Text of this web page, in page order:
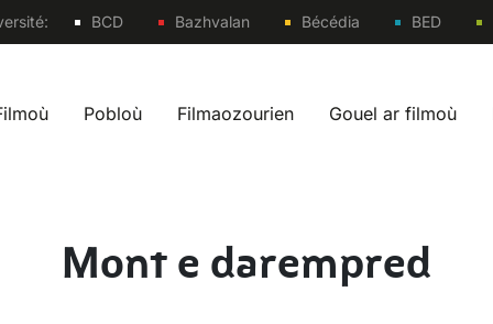
Sites
BCD Bazhvalan Bécédia BED
navigation br
Pobloù Filmaozourien Gouel ar filmoù
Mont e darempred